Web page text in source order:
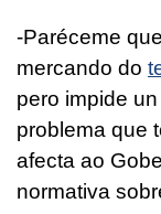
-Paréceme
mercando do
pero impide
problema que
afecta ao
normativa